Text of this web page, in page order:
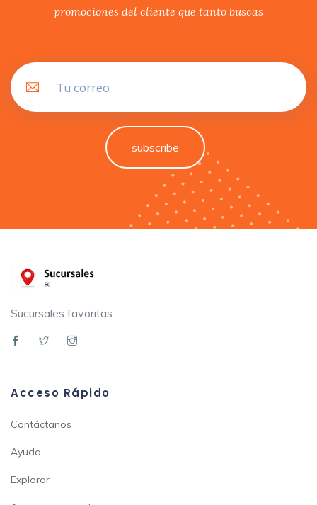
promociones del cliente que tanto buscas
subscribe
Sucursales favoritas
Acceso Rápido
Contáctanos
Ayuda
Explorar